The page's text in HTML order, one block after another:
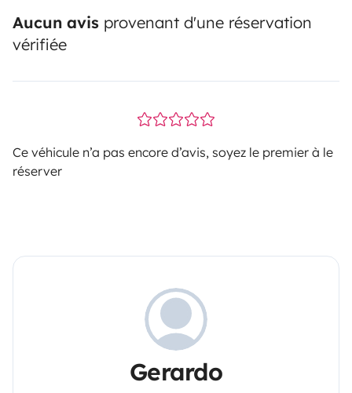
Aucun avis provenant d'une réservation
vérifiée
Ce véhicule n’a pas encore d’avis, soyez le premier à le
réserver
Gerardo